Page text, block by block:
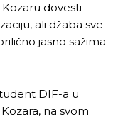
Kozaru dovesti
ali džaba sve
jasno sažima
DIF-a u
na svom